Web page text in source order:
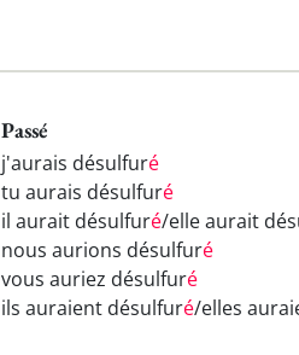
Passé
j'aurais désulfuré
tu aurais désulfuré
il aurait désulfuré/elle aurait
nous aurions désulfuré
vous auriez désulfuré
ils auraient désulfuré/elles